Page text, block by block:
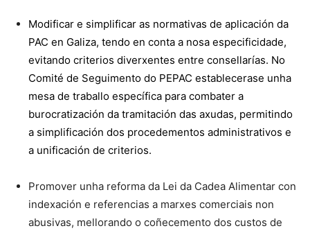
Modificar e simplificar as normativas de aplicación da
PAC en Galiza, tendo en conta a nosa especificidade,
evitando criterios diverxentes entre consellarías. No
Comité de Seguimento do PEPAC establecerase unha
mesa de traballo específica para combater a
burocratización da tramitación das axudas, permitindo
a simplificación dos procedementos administrativos e
a unificación de criterios.
Promover unha reforma da Lei da Cadea Alimentar con
indexación e referencias a marxes comerciais non
abusivas, mellorando o coñecemento dos custos de